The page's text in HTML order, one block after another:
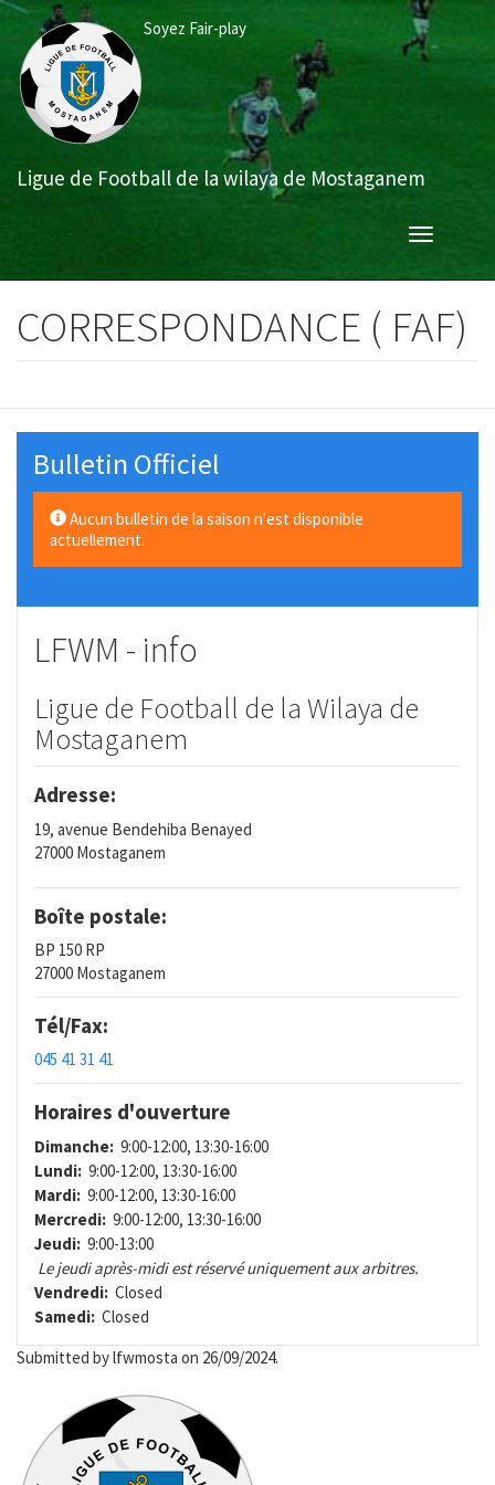
Aller
contenu
principal
Ligue de Football de la wilaya de Mostaganem
Soyez Fair-play
Toggle
CORRESPONDANCE ( FAF)
Bulletin Officiel
Aucun bulletin de la saison n'est disponible
actuellement.
LFWM - info
Ligue de Football de la Wilaya de
Mostaganem
Adresse:
19, avenue Bendehiba Benayed
27000 Mostaganem
Boîte postale:
BP 150 RP
27000 Mostaganem
Tél/Fax:
045 41 31 41
Horaires d'ouverture
Dimanche: 9:00-12:00, 13:30-16:00
Lundi: 9:00-12:00, 13:30-16:00
Mardi: 9:00-12:00, 13:30-16:00
Mercredi: 9:00-12:00, 13:30-16:00
Jeudi: 9:00-13:00
Le jeudi après-midi est réservé uniquement aux arbitres.
Vendredi: Closed
Samedi: Closed
Submitted bylfwmosta on 26/09/2024.